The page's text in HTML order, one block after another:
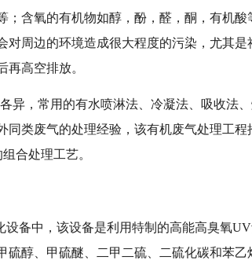
；含氧的有机物如醇，酚，醛，酮，有机
周边的环境造成很大程度的污染，尤其
高空排放。
异，常用的有水喷淋法、冷凝法、吸收法
同类废气的处理经验，该有机废气处理工
合处理工艺。
备中，该设备是利用特制的高能高臭氧
醇、甲硫醚、二甲二硫、二硫化碳和苯乙